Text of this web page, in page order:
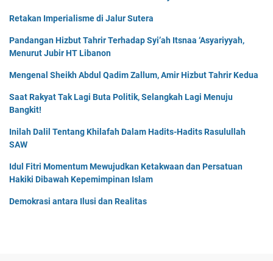
Retakan Imperialisme di Jalur Sutera
Pandangan Hizbut Tahrir Terhadap Syi’ah Itsnaa ‘Asyariyyah,
Menurut Jubir HT Libanon
Mengenal Sheikh Abdul Qadim Zallum, Amir Hizbut Tahrir Kedua
Saat Rakyat Tak Lagi Buta Politik, Selangkah Lagi Menuju
Bangkit!
Inilah Dalil Tentang Khilafah Dalam Hadits-Hadits Rasulullah
SAW
Idul Fitri Momentum Mewujudkan Ketakwaan dan Persatuan
Hakiki Dibawah Kepemimpinan Islam
Demokrasi antara Ilusi dan Realitas